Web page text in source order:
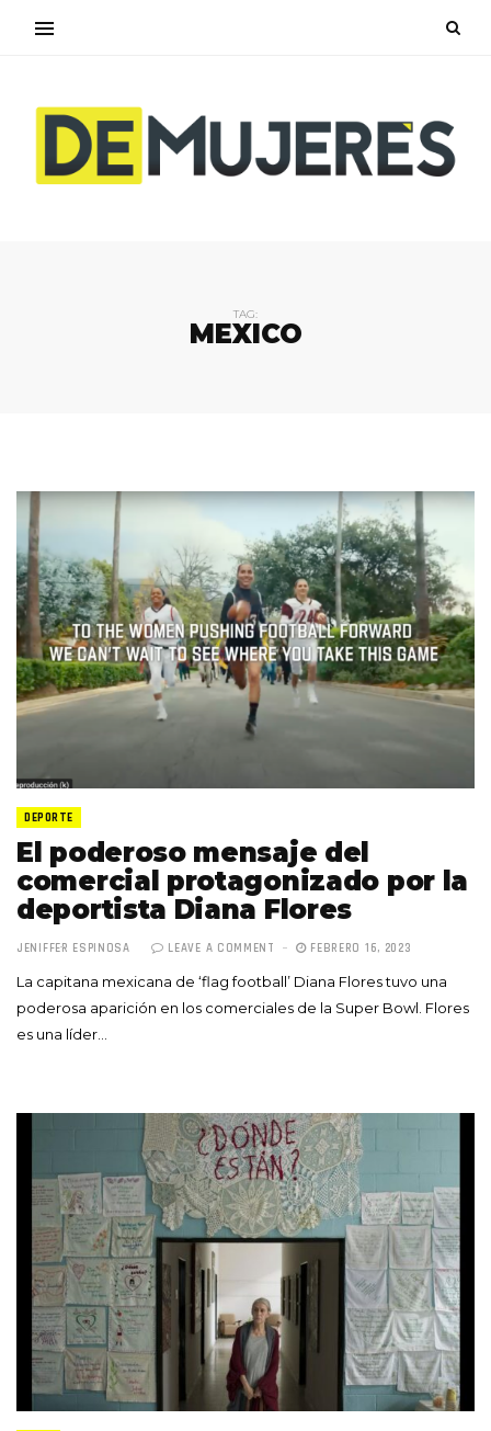
TAG:
MEXICO
DEPORTE
El poderoso mensaje del
comercial protagonizado por la
deportista Diana Flores
JENIFFER ESPINOSA LEAVE A COMMENT FEBRERO 16, 2023
La capitana mexicana de ‘flag football’ Diana Flores tuvo una
poderosa aparición en los comerciales de la Super Bowl. Flores
es una líder…